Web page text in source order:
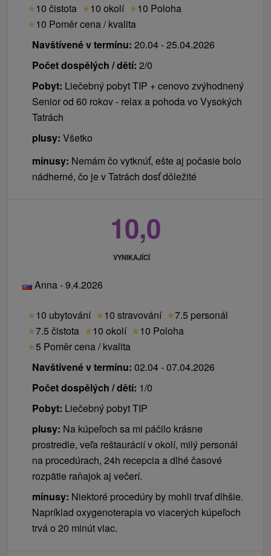
★10 čistota ★10 okolí ★10 Poloha
★10 Poměr cena / kvalita
Navštívené v termínu: 20.04 - 25.04.2026
Počet dospělých / dětí: 2/0
Pobyt: Liečebný pobyt TIP + cenovo zvýhodnený
Senior od 60 rokov - relax a pohoda vo Vysokých
Tatrách
plusy: Všetko
mínusy: Nemám čo vytknúť, ešte aj počasie bolo
nádherné, čo je v Tatrách dosť dôležité
10,0
VYNIKAJÍCÍ
Anna - 9.4.2026
★10 ubytování ★10 stravování ★7.5 personál
★7.5 čistota ★10 okolí ★10 Poloha
★5 Poměr cena / kvalita
Navštívené v termínu: 02.04 - 07.04.2026
Počet dospělých / dětí: 1/0
Pobyt: Liečebný pobyt TIP
plusy: Na kúpeľoch sa mi páčilo krásne
prostredie, veľa reštaurácií v okolí, milý personál
na procedúrach, 24h recepcia a dlhé časové
rozpätie raňajok aj večerí.
mínusy: Niektoré procedúry by mohli trvať dlhšie.
Napríklad oxygenoterapia vo viacerých kúpeľoch
trvá o 20 minút viac.